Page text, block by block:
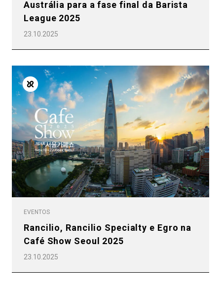
Austrália para a fase final da Barista
League 2025
23.10.2025
EVENTOS
Rancilio, Rancilio Specialty e Egro na
Café Show Seoul 2025
23.10.2025